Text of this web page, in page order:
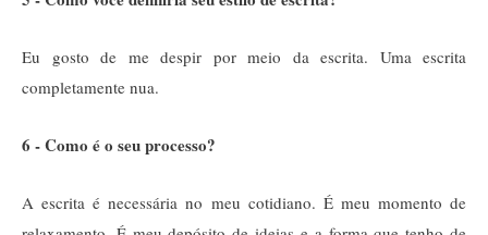
Eu gosto de me despir por meio da escrita. Uma escrita
completamente nua.
6 - Como é o seu processo?
A escrita é necessária no meu cotidiano. É meu momento de